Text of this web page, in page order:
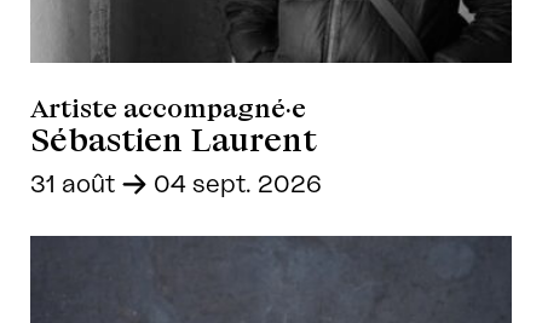
Artiste accompagné·e
Sébastien Laurent
31 août - 04 sept. 2026